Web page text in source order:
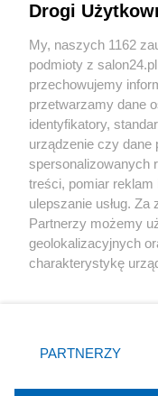
Sport
Społeczeństwo
Kultura
X
Drogi
My, naszych 1162
podmioty z
przechowujemy
przetwarzamy dane
identyfikatory,
urządzenie czy dane
spersonalizowanych
treści, pomiar reklam
ulepszanie usług.
Partnerzy możemy
geolokalizacyjnych
charakterystykę
zmienić/wycofać
znajdujący się w
rodzaje
PARTNERZY